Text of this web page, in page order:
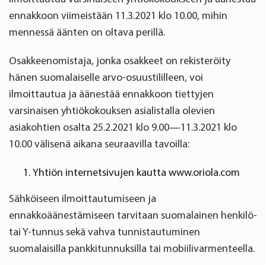
ennakkoon viimeistään 11.3.2021 klo 10.00, mihin
mennessä äänten on oltava perillä.
Osakkeenomistaja, jonka osakkeet on rekisteröity
hänen suomalaiselle arvo-osuustililleen, voi
ilmoittautua ja äänestää ennakkoon tiettyjen
varsinaisen yhtiökokouksen asialistalla olevien
asiakohtien osalta 25.2.2021 klo 9.00—11.3.2021 klo
10.00 välisenä aikana seuraavilla tavoilla:
Yhtiön internetsivujen kautta www.oriola.com
Sähköiseen ilmoittautumiseen ja
ennakkoäänestämiseen tarvitaan suomalainen henkilö-
tai Y-tunnus sekä vahva tunnistautuminen
suomalaisilla pankkitunnuksilla tai mobiilivarmenteella.